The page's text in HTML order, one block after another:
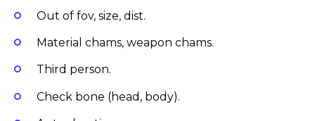
Out of fov, size, dist.
Material chams, weapon chams.
Third person.
Check bone (head, body).